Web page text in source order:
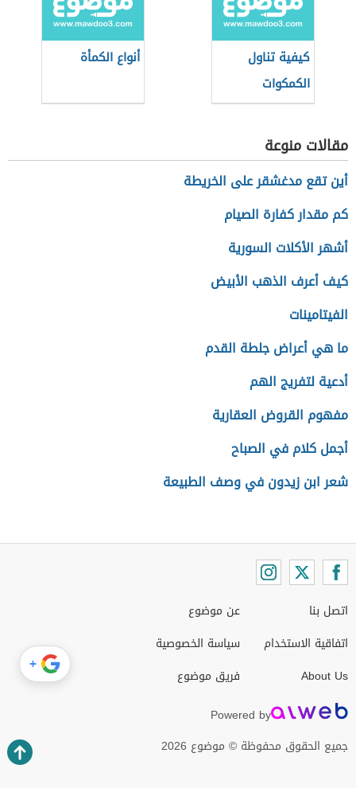
كيفية تناول
الكمكوات
أنواع الكمأة
مقالات منوعة
أين تقع مدغشقر على الخريطة
كم مقدار كفارة الصيام
أشهر الأكلات السورية
كيف أعرف الذهب الأبيض
الفيتامينات
ما هي أعراض جلطة القدم
أدعية لتفريج الهم
مفهوم القروض العقارية
أجمل كلام في الصباح
شعر ابن زيدون في وصف الطبيعة
اتصل بنا
اتفاقية الاستخدام
About Us
عن موضوع
سياسة الخصوصية
فريق موضوع
Powered by
جميع الحقوق محفوظة © موضوع 2026
+